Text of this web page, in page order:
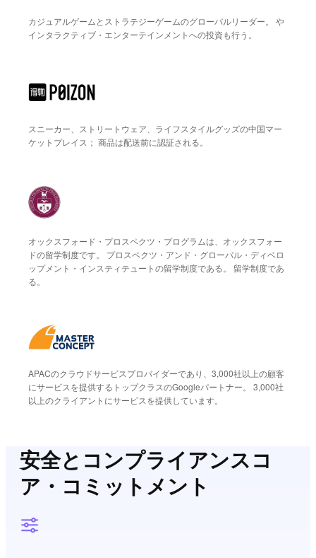
カジュアルゲームとストラテジーゲームのグローバルリーダー。 や
インタラクティブ・エンターテインメントへの投資も行う。
スニーカー、ストリートウェア、ライフスタイルグッズの中国マー
ケットプレイス； 商品は配送前に認証される。
オックスフォード・プロスペクツ・プログラムは、オックスフォー
ドの留学制度です。 プロスペクツ・アンド・グローバル・ディベロ
ップメント・インスティテュートの留学制度である。 留学制度であ
る。
APACのクラウドサービスプロバイダーであり、3,000社以上の顧客
にサービスを提供するトップクラスのGoogleパートナー。 3,000社
以上のクライアントにサービスを提供しています。
安全とコンプライアンスコ
ア・コミットメント